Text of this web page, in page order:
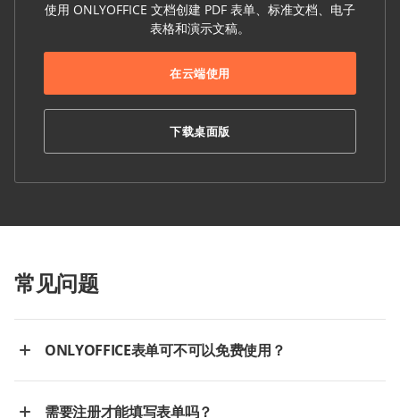
使用 ONLYOFFICE 文档创建 PDF 表单、标准文档、电子
表格和演示文稿。
在云端使用
下载桌面版
常见问题
ONLYOFFICE表单可不可以免费使用？
需要注册才能填写表单吗？